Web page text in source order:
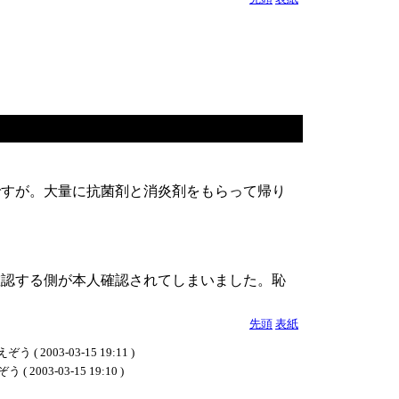
が。大量に抗菌剤と消炎剤をもらって帰り
する側が本人確認されてしまいました。恥
先頭 表紙
う ( 2003-03-15 19:11 )
( 2003-03-15 19:10 )